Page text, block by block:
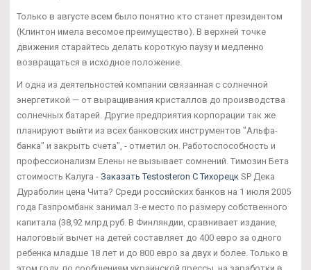
Только в августе всем было понятно кто станет президентом
(Клинтон имела весомое преимущество). В верхней точке
движения старайтесь делать короткую паузу и медленно
возвращаться в исходное положение.
И одна из деятельностей компании связанная с солнечной
энергетикой — от выращивания кристаллов до производства
солнечных батарей. Другие предприятия корпорации так же
планируют выйти из всех банковских инструментов "Альфа-
банка" и закрыть счета", - отметил он. Работоспособность и
профессионализм Елены не вызывает сомнений. Tимозин Бета
стоимость Калуга - Заказать Testosteron C Тихорецк SP Дека
Дураболин цена Чита? Среди российских банков на 1 июля 2005
года Газпромбанк занимал 3-е место по размеру собственного
капитала (38,92 млрд руб. В Финляндии, сравнивает издание,
налоговый вычет на детей составляет до 400 евро за одного
ребенка младше 18 лет и до 800 евро за двух и более. Только в